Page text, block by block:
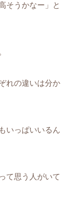
そうかなー」と
れの違いは分か
いっぱいいるん
て思う人がいて